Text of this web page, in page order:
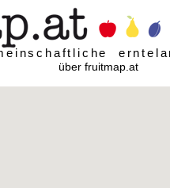
über fruitmap.at